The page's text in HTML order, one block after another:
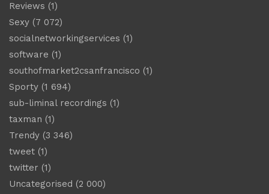
Reviews (1)
Sexy (7 072)
socialnetworkingservices (1)
software (1)
southofmarket2csanfrancisco (1)
Sporty (1 694)
sub-liminal recordings (1)
taxman (1)
Trendy (3 346)
tweet (1)
twitter (1)
Uncategorised (2 000)